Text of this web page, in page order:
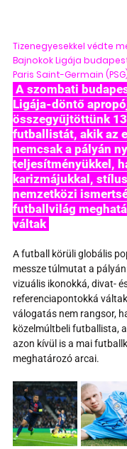
Tizenegyesekkel védte
Bajnokok Ligája
Paris Saint-Germain
Ligája-döntő
összegyűjtöttünk
futballistát, akik az
nemcsak a pályán
teljesítményükkel,
karizmájukkal,
nemzetközi
futballvilág
váltak
A futball körüli globális
messze túlmutat a
vizuális ikonokká, divat-
referenciapontokká
válogatás nem rangsor,
közelmúltbeli futballista,
azon kívül is a mai
meghatározó arcai.